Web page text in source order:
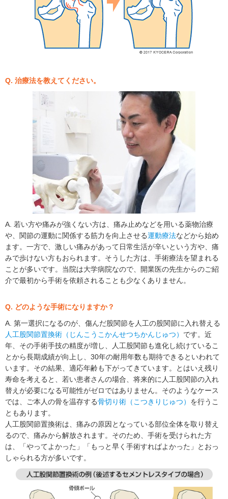
Q. 治療法を教えてください。
A. 若い方や痛みが強くない方は、痛み止めなどを用いる薬物治療
や、関節の運動に関係する筋力を向上させる運動療法などから始め
ます。一方で、激しい痛みがあって日常生活が辛いという方や、痛
みで歩けない方もおられます。そうした方は、手術療法を望まれる
ことが多いです。当院は大学病院なので、開業医の先生からのご紹
介で最初から手術を依頼されることも少なくありません。
Q. どのような手術になりますか？
A. 第一選択になるのが、傷んだ股関節を人工の股関節に入れ替える
人工股関節置換術（じんこうこかんせつちかんじゅつ） です。近
年、その手術手技の精度が増し、人工股関節も進化し続けているこ
とから長期成績が向上し、30年の耐用年数も期待できるといわれて
います。その結果、適応年齢も下がってきています。とはいえ残り
寿命を考えると、若い患者さんの場合、将来的に人工股関節の入れ
替えが必要になる可能性がゼロではありません。そのようなケース
では、ご本人の骨を温存する骨切り術（こつきりじゅつ） を行うこ
ともあります。
人工股関節置換術は、痛みの原因となっている部位全体を取り替え
るので、痛みから解放されます。そのため、手術を受けられた方
は、「やってよかった」「もっと早く手術すればよかった」とおっ
しゃられる方が多いです。